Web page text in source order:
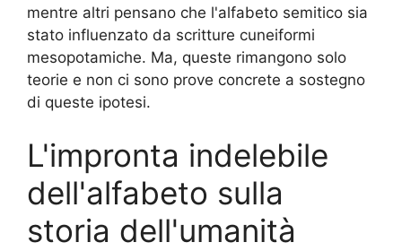
mentre altri pensano che l'alfabeto semitico sia
stato influenzato da scritture cuneiformi
mesopotamiche. Ma, queste rimangono solo
teorie e non ci sono prove concrete a sostegno
di queste ipotesi.
L'impronta indelebile
dell'alfabeto sulla
storia dell'umanità